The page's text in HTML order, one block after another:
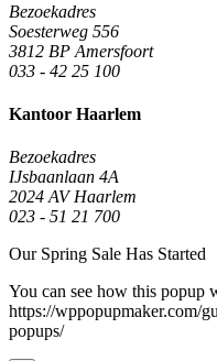
Bezoekadres
Soesterweg 556
3812 BP Amersfoort
033 - 42 25 100
Kantoor Haarlem
Bezoekadres
IJsbaanlaan 4A
2024 AV Haarlem
023 - 51 21 700
Our Spring Sale Has Started
You can see how this popup
https://wppopupmaker.com/
popups/